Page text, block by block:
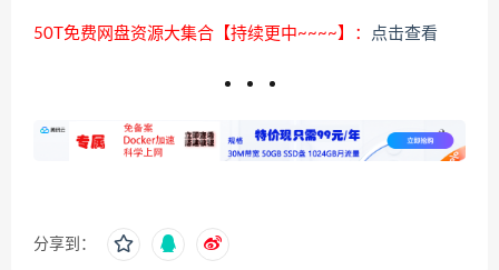
50T免费网盘资源大集合【持续更中~~~~】： 点击查看
分享到：